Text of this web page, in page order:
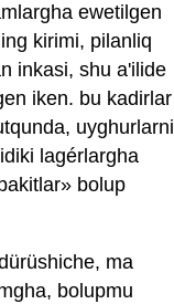
ewetilgen
kirimi, pilanliq
inkasi, shu a'ilide
iken. bu kadirlar
uyghurlarni
lagérlargha
bolup
ma
bolupmu